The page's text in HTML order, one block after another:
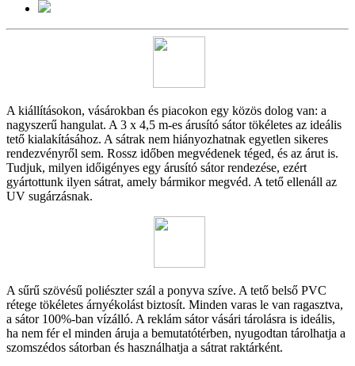
A kiállításokon, vásárokban és piacokon egy közös dolog van: a
nagyszerű hangulat. A 3 x 4,5 m-es árusító sátor tökéletes az ideális
tető kialakításához. A sátrak nem hiányozhatnak egyetlen sikeres
rendezvényről sem. Rossz időben megvédenek téged, és az árut is.
Tudjuk, milyen időigényes egy árusító sátor rendezése, ezért
gyártottunk ilyen sátrat, amely bármikor megvéd. A tető ellenáll az
UV sugárzásnak.
A sűrű szövésű poliészter szál a ponyva szíve. A tető belső PVC
rétege tökéletes árnyékolást biztosít. Minden varas le van ragasztva,
a sátor 100%-ban vízálló. A reklám sátor vásári tárolásra is ideális,
ha nem fér el minden áruja a bemutatótérben, nyugodtan tárolhatja a
szomszédos sátorban és használhatja a sátrat raktárként.